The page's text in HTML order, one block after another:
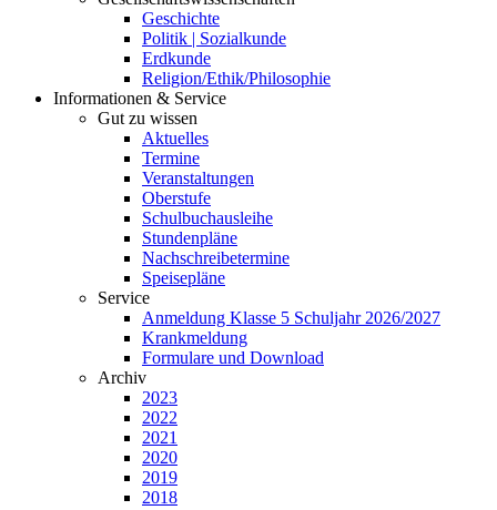
Geschichte
Politik | Sozialkunde
Erdkunde
Religion/Ethik/Philosophie
Informationen & Service
Gut zu wissen
Aktuelles
Termine
Veranstaltungen
Oberstufe
Schulbuchausleihe
Stundenpläne
Nachschreibetermine
Speisepläne
Service
Anmeldung Klasse 5 Schuljahr 2026/2027
Krankmeldung
Formulare und Download
Archiv
2023
2022
2021
2020
2019
2018